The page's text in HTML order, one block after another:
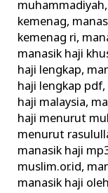
muhammadiyah,
kemenag,
kemenag ri,
manasik haji
haji lengkap,
haji lengkap pdf,
haji malaysia,
haji menurut
menurut
manasik haji
muslim.or.id,
manasik haji